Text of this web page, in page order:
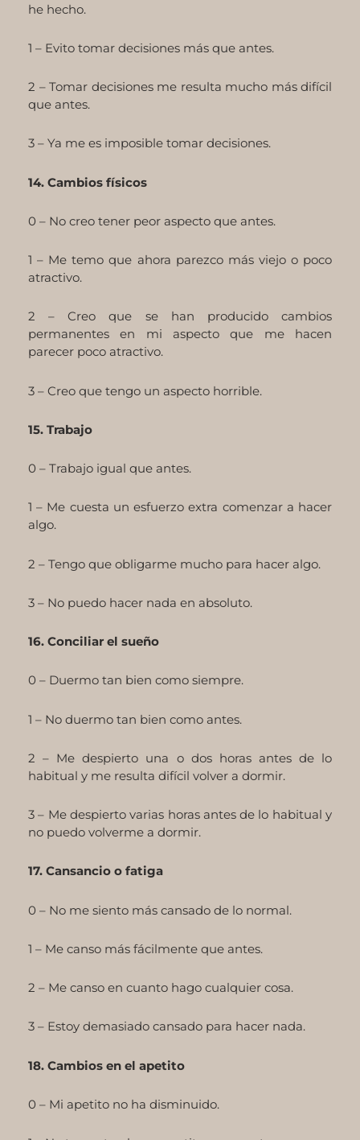
he hecho.
1 – Evito tomar decisiones más que antes.
2 – Tomar decisiones me resulta mucho más difícil
que antes.
3 – Ya me es imposible tomar decisiones.
14. Cambios físicos
0 – No creo tener peor aspecto que antes.
1 – Me temo que ahora parezco más viejo o poco
atractivo.
2 – Creo que se han producido cambios
permanentes en mi aspecto que me hacen
parecer poco atractivo.
3 – Creo que tengo un aspecto horrible.
15. Trabajo
0 – Trabajo igual que antes.
1 – Me cuesta un esfuerzo extra comenzar a hacer
algo.
2 – Tengo que obligarme mucho para hacer algo.
3 – No puedo hacer nada en absoluto.
16. Conciliar el sueño
0 – Duermo tan bien como siempre.
1 – No duermo tan bien como antes.
2 – Me despierto una o dos horas antes de lo
habitual y me resulta difícil volver a dormir.
3 – Me despierto varias horas antes de lo habitual y
no puedo volverme a dormir.
17. Cansancio o fatiga
0 – No me siento más cansado de lo normal.
1 – Me canso más fácilmente que antes.
2 – Me canso en cuanto hago cualquier cosa.
3 – Estoy demasiado cansado para hacer nada.
18. Cambios en el apetito
0 – Mi apetito no ha disminuido.